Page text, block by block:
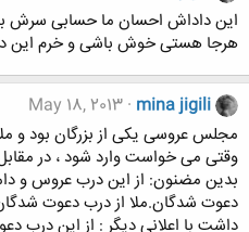
این داداش احسان ما حسابی سرش
هرجا هستی خوش باشی و خرم این
mina jigili
May 18, 2013
مجلس عروسی یکی از بزرگان بود و
وقتی می خواست وارد شود ، در
بدین مضنون: از این درب عروس و
دعوت شدگان.ملا از درب دعوت
داشت با اعلانی دیگر : از این درب